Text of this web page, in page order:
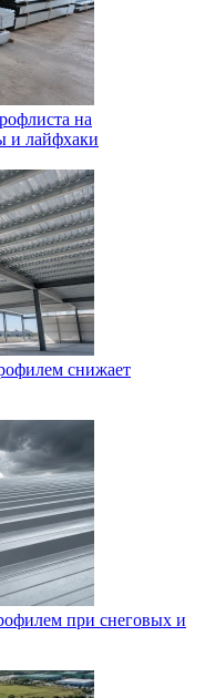
на
и лайфхаки
снижает
при снеговых и